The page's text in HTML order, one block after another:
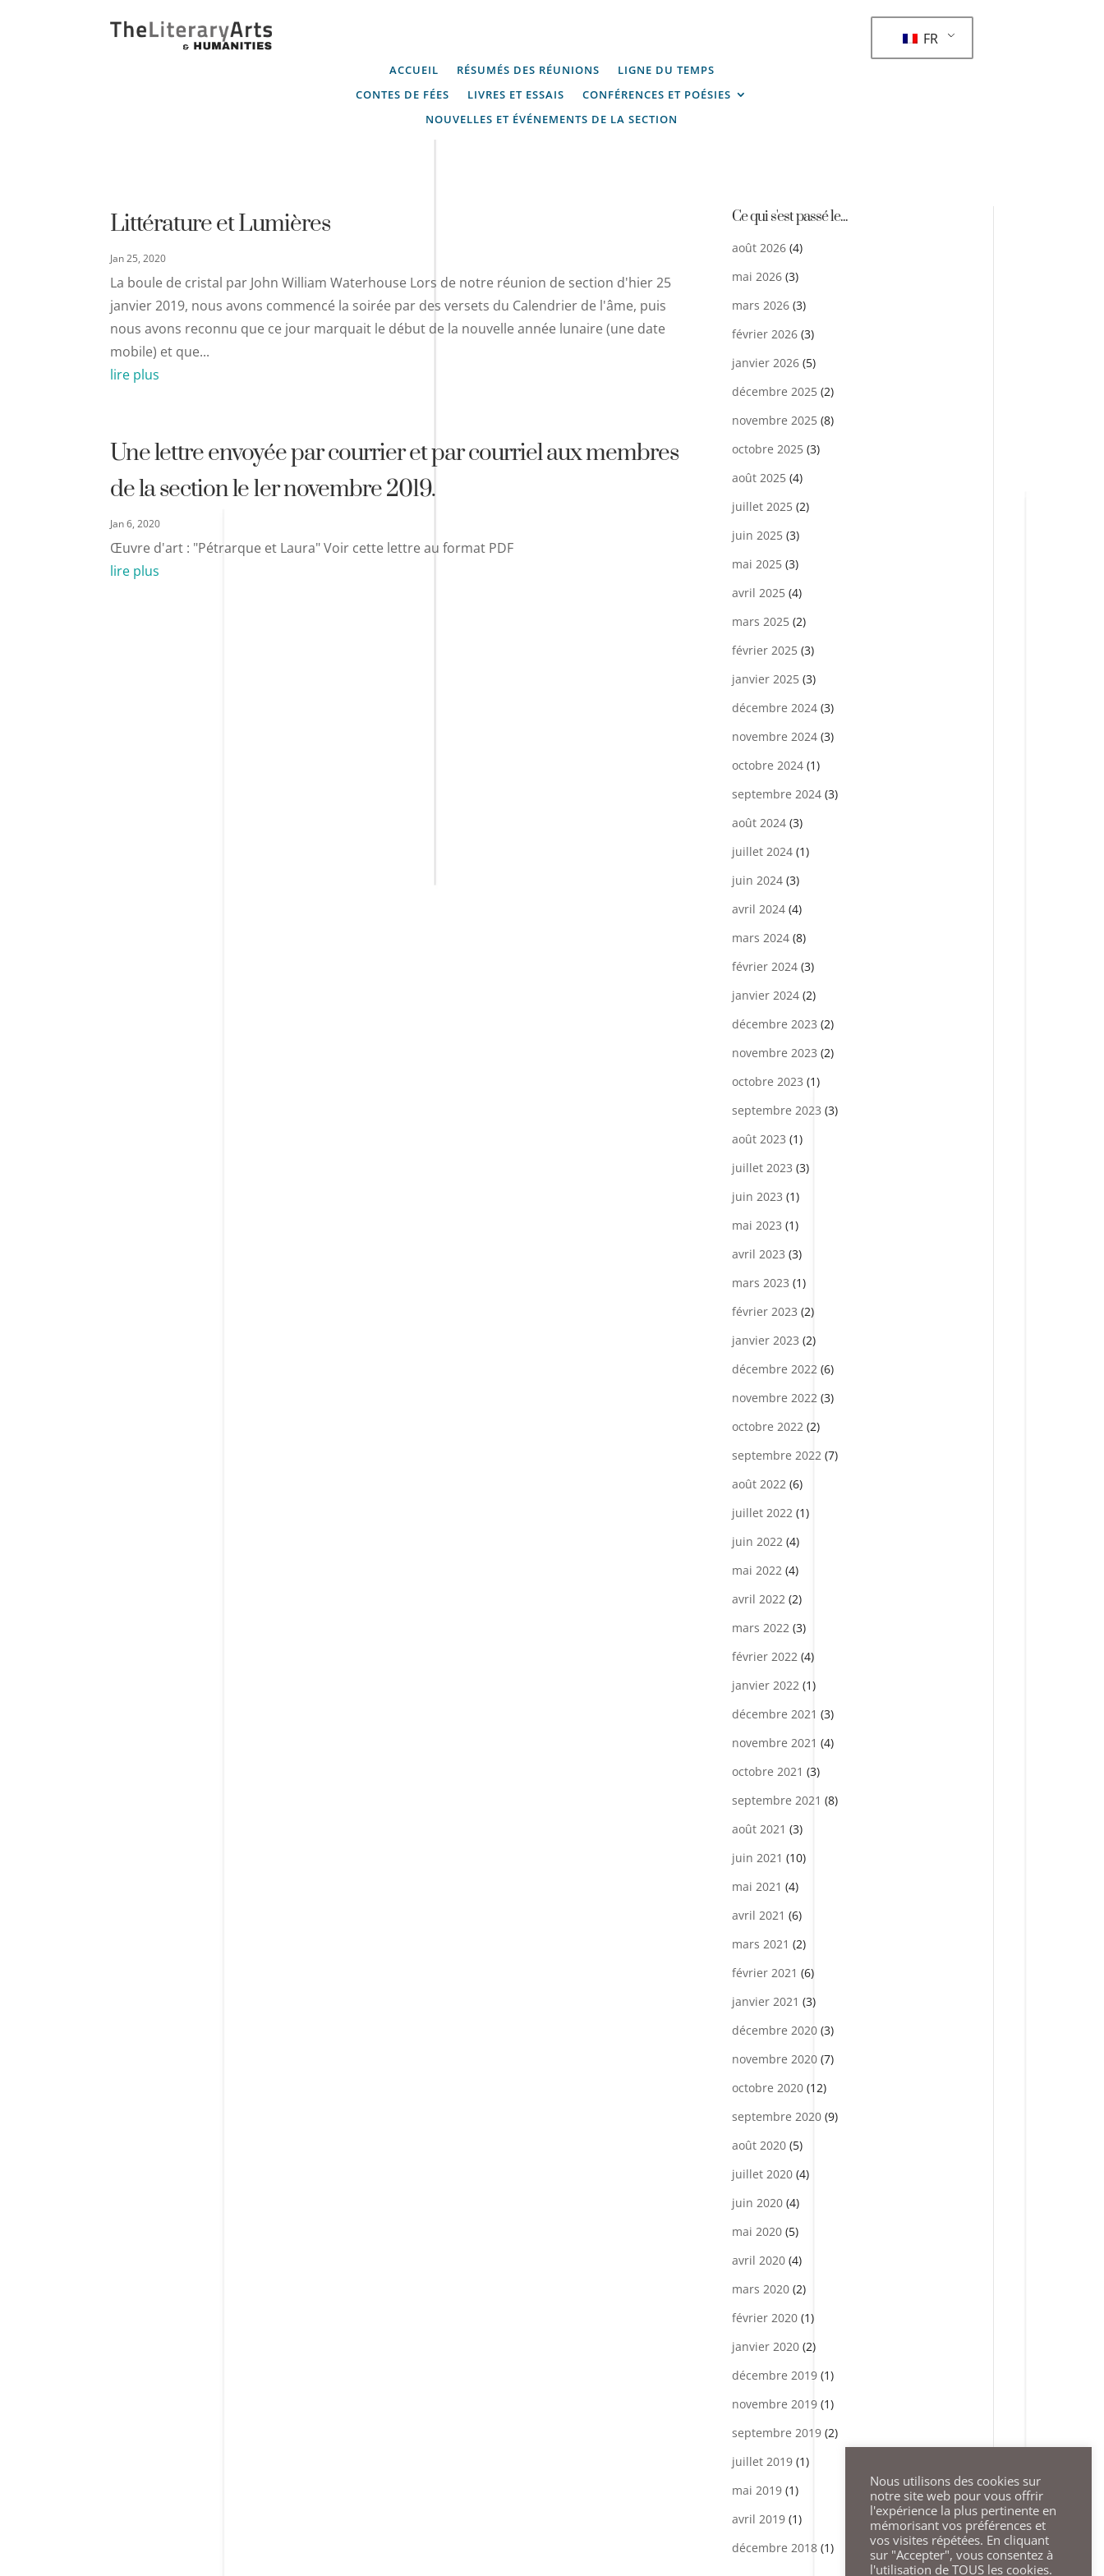
ACCUEIL RÉSUMÉS DES RÉUNIONS
LIGNE DU TEMPS
CONTES DE FÉES
LIVRES ET ESSAIS
CONFÉRENCES ET POÉSIES
NOUVELLES ET ÉVÉNEMENTS DE LA SECTION
FR
Littérature et Lumières
Jan 25, 2020
La boule de cristal par John William Waterhouse Lors de notre réunion de section d'hier 25
janvier 2019, nous avons commencé la soirée par des versets du Calendrier de l'âme, puis
nous avons reconnu que ce jour marquait le début de la nouvelle année lunaire (une date
mobile) et que...
lire plus
Une lettre envoyée par courrier et par courriel aux membres
de la section le 1er novembre 2019.
Jan 6, 2020
Œuvre d'art : "Pétrarque et Laura" Voir cette lettre au format PDF
lire plus
Ce qui s'est passé le...
août 2026(4)
mai 2026(3)
mars 2026(3)
février 2026(3)
janvier 2026(5)
décembre 2025(2)
novembre 2025(8)
octobre 2025(3)
août 2025(4)
juillet 2025(2)
juin 2025(3)
mai 2025(3)
avril 2025(4)
mars 2025(2)
février 2025(3)
janvier 2025(3)
décembre 2024(3)
novembre 2024(3)
octobre 2024(1)
septembre 2024(3)
août 2024(3)
juillet 2024(1)
juin 2024(3)
avril 2024(4)
mars 2024(8)
février 2024(3)
janvier 2024(2)
décembre 2023 (2)
novembre 2023 (2)
octobre 2023 (1)
septembre 2023 (3)
août 2023 (1)
juillet 2023 (3)
juin 2023 (1)
mai 2023 (1)
avril 2023 (3)
mars 2023 (1)
février 2023 (2)
janvier 2023 (2)
décembre 2022 (6)
novembre 2022 (3)
octobre 2022 (2)
septembre 2022 (7)
août 2022 (6)
juillet 2022 (1)
juin 2022 (4)
mai 2022 (4)
avril 2022 (2)
mars 2022 (3)
février 2022 (4)
janvier 2022 (1)
décembre 2021 (3)
novembre 2021 (4)
octobre 2021 (3)
septembre 2021 (8)
août 2021 (3)
juin 2021 (10)
mai 2021 (4)
avril 2021 (6)
mars 2021 (2)
février 2021 (6)
janvier 2021 (3)
décembre 2020(3)
novembre 2020(7)
octobre 2020(12)
septembre 2020(9)
août 2020(5)
juillet 2020(4)
juin 2020(4)
mai 2020(5)
avril 2020(4)
mars 2020(2)
février 2020(1)
janvier 2020(2)
décembre 2019(1)
novembre 2019(1)
septembre 2019(2)
juillet 2019(1)
mai 2019(1)
avril 2019(1)
décembre 2018(1)
Nous utilisons des cookies sur
notre site web pour vous offrir
l'expérience la plus pertinente en
mémorisant vos préférences et
vos visites répétées. En cliquant
sur "Accepter", vous consentez à
l'utilisation de TOUS les cookies.